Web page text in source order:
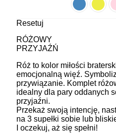
Resetuj
RÓŻOWY
PRZYJAŹŃ
Róż to kolor miłości
emocjonalną więź.
przywiązanie. Komplet
idealny dla pary oddanych
przyjaźni.
Przekaż swoją intencję,
na 3 supełki sobie lub
I oczekuj, aż się spełni!